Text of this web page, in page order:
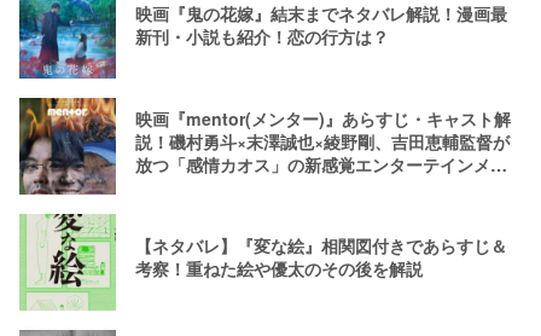
映画『鬼の花嫁』結末までネタバレ解説！漫画最
新刊・小説も紹介！恋の行方は？
映画『mentor(メンター)』あらすじ・キャスト解
説！磯村勇斗×末澤誠也×綾野剛、吉田恵輔監督が
放つ「感情カオス」の新感覚エンターテインメン
【ネタバレ】『変な絵』相関図付きであらすじ＆
考察！重ねた絵や優太のその後を解説